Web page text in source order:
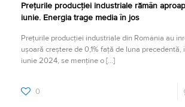
Prețurile producției industriale rămân
iunie. Energia trage media în jos
Prețurile producției industriale din România au
ușoară creștere de 0,1% față de luna
iunie 2024, se menține o[…]
0